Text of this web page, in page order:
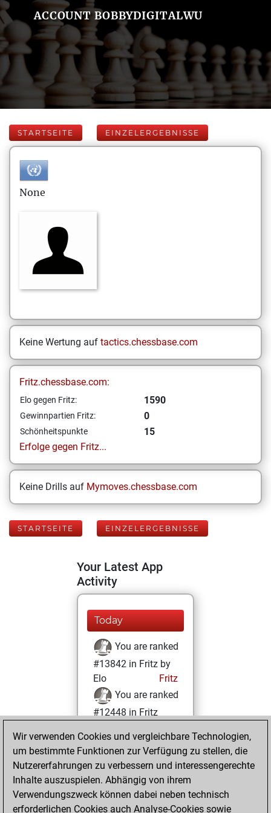
ACCOUNT BOBBYDIGITALWU
STARTSEITE EINZELERGEBNISSE
None
Keine Wertung auf tactics.chessbase.com
Fritz.chessbase.com:
Elo gegen Fritz: 1590
Gewinnpartien Fritz: 0
Schönheitspunkte
15
Erfolge gegen Fritz...
Keine Drills auf Mymoves.chessbase.com
STARTSEITE EINZELERGEBNISSE
Your Latest App
Activity
Today
You are ranked
#13842 in Fritz by
Elo
Fritz
You are ranked
#12448 in Fritz
Sonntag, Juni 7,
2026
You achieved a
BeautyScore of 15
Wir verwenden Cookies und vergleichbare Technologien,
um bestimmte Funktionen zur Verfügung zu stellen, die
Nutzererfahrungen zu verbessern und interessengerechte
Inhalte auszuspielen. Abhängig von ihrem
Verwendungszweck können dabei neben technisch
erforderlichen Cookies auch Analyse-Cookies sowie